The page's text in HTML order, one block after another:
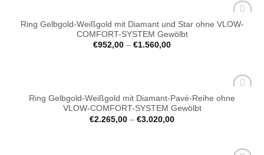
Auf die
Ring Gelbgold-Weißgold mit Diamant und Star ohne VLOW-
COMFORT-SYSTEM Gewölbt
€952,00 – €1.560,00
Auf die
Ring Gelbgold-Weißgold mit Diamant-Pavé-Reihe ohne
VLOW-COMFORT-SYSTEM Gewölbt
€2.265,00 – €3.020,00